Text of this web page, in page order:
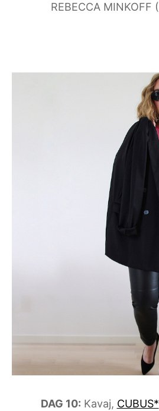
REBECCA MINKOFF (
DAG 10: Kavaj, CUBUS*